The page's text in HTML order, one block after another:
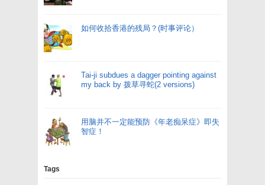
如何收拾香港的残局？(时事评论）
Tai-ji subdues a dagger pointing against
my back by 拨草寻蛇(2 versions)
用脑并不一定能预防《年老痴呆症》即失
智症！
Tags